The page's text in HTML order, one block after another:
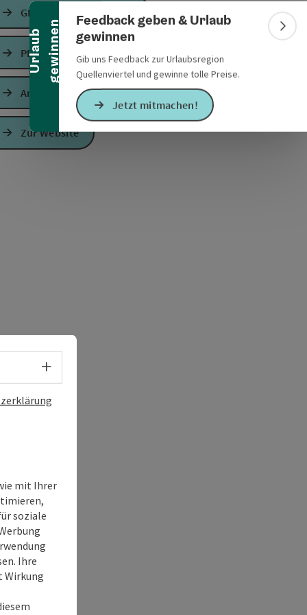
U
r
l
a
u
b
g
e
w
i
n
n
e n
Feedback geben & Urlaub
gewinnen
Gib uns Feedback zur Urlaubsregion
Quellenviertel und gewinne tolle Preise.
Jetzt mitmachen!
öffnenöffnen
GPS Daten downloaden
PDF erstellen
Anfrage senden
Zur Website
Sprachwahl - Menü öffnen
mit Ihrer
soziale
Ihre
Wirkung